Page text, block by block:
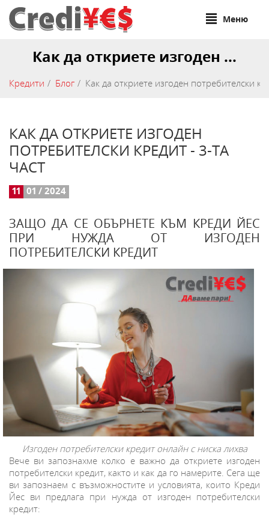
Меню
Как да откриете изгоден ...
Кредити Блог Как да откриете изгоден потребителски
КАК ДА ОТКРИЕТЕ ИЗГОДЕН
ПОТРЕБИТЕЛСКИ КРЕДИТ - 3-ТА
ЧАСТ
11 01 / 2024
ЗАЩО ДА СЕ ОБЪРНЕТЕ КЪМ КРЕДИ ЙЕС
ПРИ НУЖДА ОТ ИЗГОДЕН
ПОТРЕБИТЕЛСКИ КРЕДИТ
Изгоден потребителски кредит онлайн с ниска лихва
Вече ви запознахме колко е важно да откриете изгоден
потребителски кредит, както и как да го намерите. Сега ще
ви запознаем с възможностите и условията, които Креди
Йес ви предлага при нужда от изгоден потребителски
кредит: